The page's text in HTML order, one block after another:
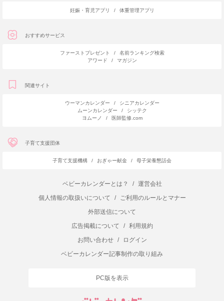
妊娠・育児アプリ / 体重管理アプリ
おすすめサービス
ファーストプレゼント /
名前ランキング検索
アワード
/ マガジン
関連サイト
ウーマンカレンダー /
シニアカレンダー
ムーンカレンダー
/
シッテク
ヨムーノ
/ 医師監修.com
子育て支援団体
子育て支援機構 / おぎゃー献金 / 母子栄養懇話会
ベビーカレンダーとは？ /
運営会社
個人情報の取扱いについて
/
ご利用のルールとマナー
外部送信について
広告掲載について
/
利用規約
お問い合わせ
/
ログイン
ベビーカレンダー記事制作の取り組み
PC版を表示